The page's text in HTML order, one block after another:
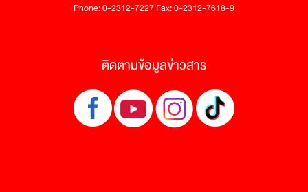
Phone: 0-2312-7227 Fax: 0-2312-7618-9
ติดตามข้อมูลข่าวสาร